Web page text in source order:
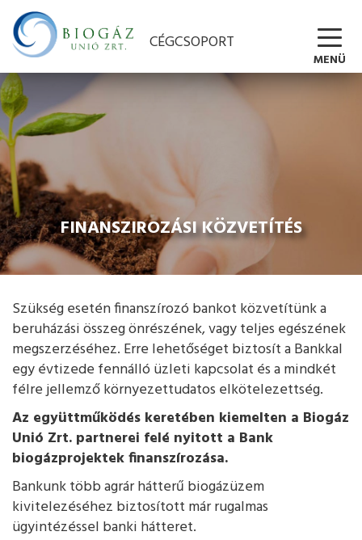
CÉGCSOPORT
MENÜ
FINANSZIROZÁSI KÖZVETÍTÉS
Szükség esetén finanszírozó bankot közvetítünk a
beruházási összeg önrészének, vagy teljes egészének
megszerzéséhez. Erre lehetőséget biztosít a Bankkal
egy évtizede fennálló üzleti kapcsolat és a mindkét
félre jellemző környezettudatos elkötelezettség.
Az együttműködés keretében kiemelten a Biogáz
Unió Zrt. partnerei felé nyitott a Bank
biogázprojektek finanszírozása.
Bankunk több agrár hátterű biogázüzem
kivitelezéséhez biztosított már rugalmas
ügyintézéssel banki hátteret.